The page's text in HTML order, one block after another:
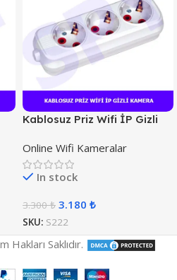
Kablosuz Priz Wifi İP Gizli
Online Wifi Kameralar
In stock
3.300₺ 3.180 ₺
SKU: S222
Saklıdır.